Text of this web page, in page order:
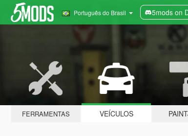
Português do Brasil 5mods on
FERRAMENTAS VEÍCULOS